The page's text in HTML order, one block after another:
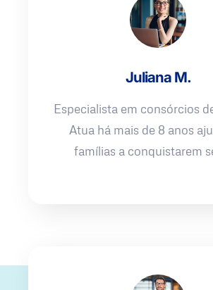
Juliana M.
Especialista em consórcios
Atua há mais de 8 anos
famílias a conquistarem